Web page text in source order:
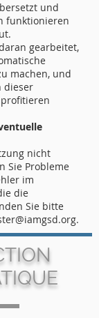
und
funktionieren
gearbeitet,
machen, und
dieser
nicht
Sie Probleme
im
die
Sie bitte